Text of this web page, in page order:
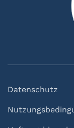
Datenschutz